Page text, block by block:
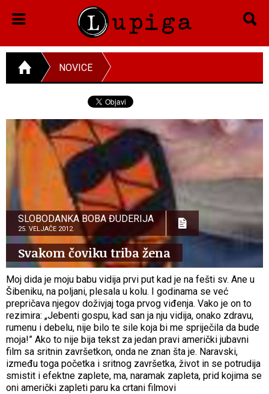
NOVICE
SLOBODANKA BOBA ĐUDERIJA
25. VELJAČE 2012.
Svakom čoviku triba žena
Moj dida je moju babu vidija prvi put kad je na fešti sv. Ane u
Šibeniku, na poljani, plesala u kolu. I godinama se već
prepričava njegov doživjaj toga prvog viđenja. Vako je on to
rezimira: „Jebenti gospu, kad san ja nju vidija, onako zdravu,
rumenu i debelu, nije bilo te sile koja bi me spriječila da bude
moja!” Ako to nije bija tekst za jedan pravi američki jubavni
film sa sritnin završetkon, onda ne znan šta je. Naravski,
između toga početka i sritnog završetka, život in se potrudija
smistit i efektne zaplete, ma, naramak zapleta, prid kojima se
oni američki zapleti paru ka crtani filmovi